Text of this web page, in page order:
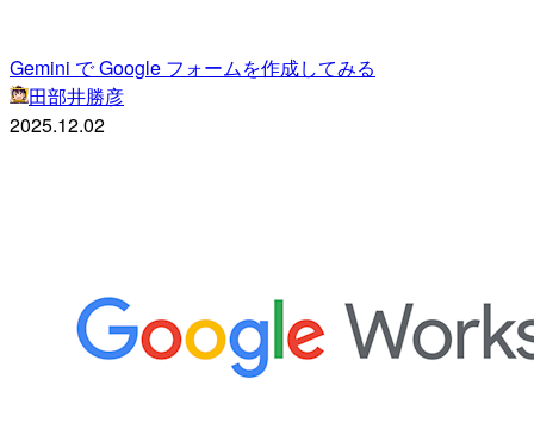
Gemini で Google フォームを作成してみる
田部井勝彦
2025.12.02